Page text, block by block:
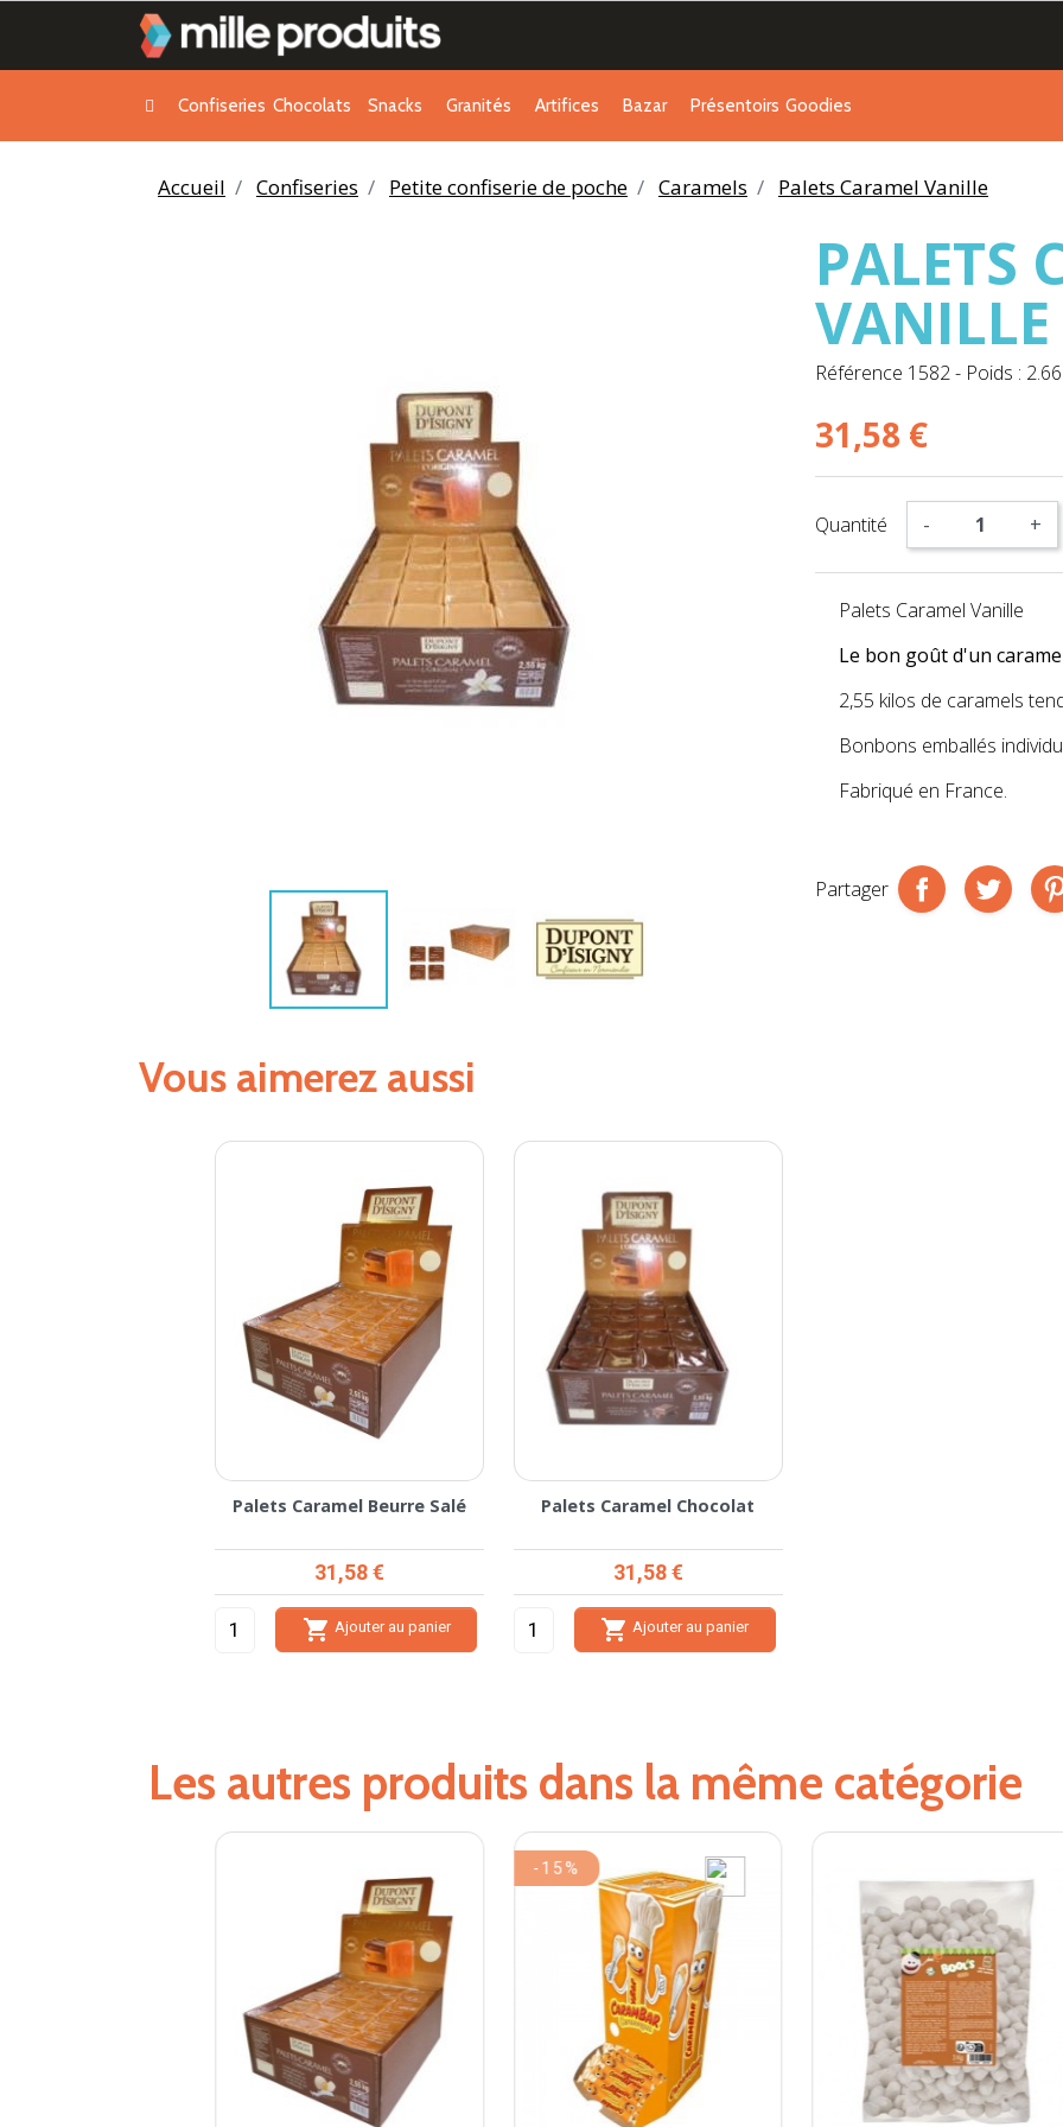
Confiseries Chocolats Snacks Granités Artifices Bazar Présentoirs Goodies
Accueil Confiseries Petite confiserie de poche Caramels Palets Caramel Vanille
PALETS
VANILLE
Référence 1582- Poids :
31,58 €
Quantité - +
Palets Caramel Vanille
Le bon goût d'un
2,55 kilos de caramels
Bonbons emballés
Fabriqué en France.
Partager
Vous aimerez aussi
Palets Caramel Beurre Salé
Prix
31,58 €
 Ajouter au panier
Palets Caramel Chocolat
Prix
31,58 €
 Ajouter au panier
Les autres produits dans la même catégorie
-15%